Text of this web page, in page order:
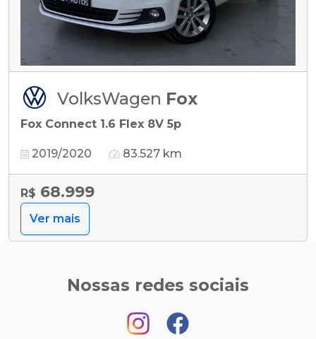
VolksWagen Fox
Fox Connect 1.6 Flex 8V 5p
2019/2020 83.527 km
R$ 68.999
Ver mais
Nossas redes sociais